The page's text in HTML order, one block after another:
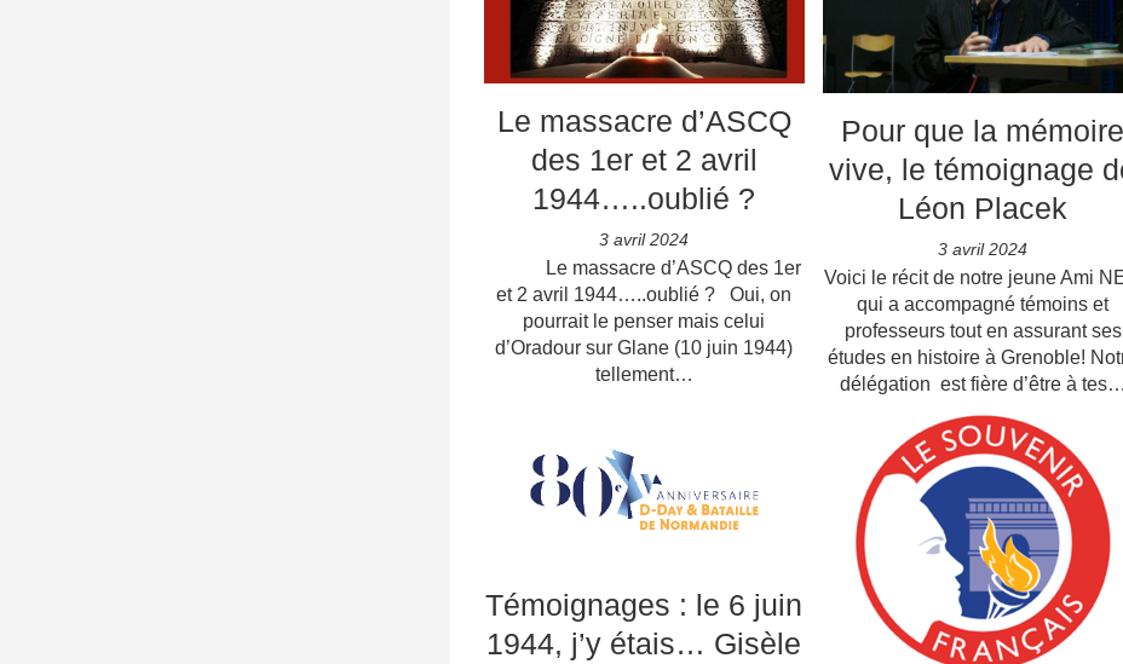
Le massacre d’ASCQ
des 1er et 2 avril
1944…..oublié ?
3 avril 2024
Le massacre d’ASCQ des 1er
et 2 avril 1944…..oublié ? Oui, on
pourrait le penser mais celui
d’Oradour sur Glane (10 juin 1944)
tellement…
Pour que la mémoire
vive, le témoignage
Léon Placek
3 avril 2024
Voici le récit de notre jeune Ami
qui a accompagné témoins et
professeurs tout en assurant ses
études en histoire à Grenoble!
délégation est fière d’être à tes…
Témoignages : le 6 juin
1944, j’y étais… Gisèle